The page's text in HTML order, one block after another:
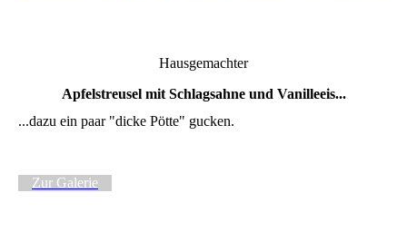
Hausgemachter
Apfelstreusel mit Schlagsahne und Vanilleeis...
...dazu ein paar "dicke Pötte" gucken.
Zur Galerie